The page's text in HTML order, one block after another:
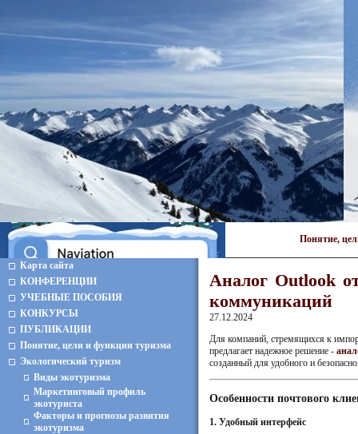
Понятие,
Карта сайта
КОНФЕРЕНЦИИ
УЧЕБНЫЕ ПОСОБИЯ
КОНКУРСЫ
ПУБЛИКАЦИИ
Понятие, цели и функции туризма
Экологический туризм
Виды экотуризма
Маркетинговый профиль
экотуриста
Факторы и прогнозы развития
экотуризма
Аналог Outlook
коммуникаций
27.12.2024
Для компаний, стремящихся к
предлагает надежное решение -
созданный для удобного и
Особенности почтового
1. Удобный интерфейс